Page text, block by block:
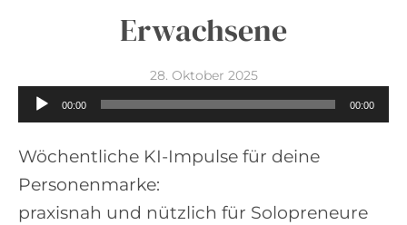
Erwachsene
28. Oktober 2025
u
d
i
o
00:00 00:00
Wöchentliche KI-Impulse für deine
Personenmarke:
praxisnah und nützlich für Solopreneure